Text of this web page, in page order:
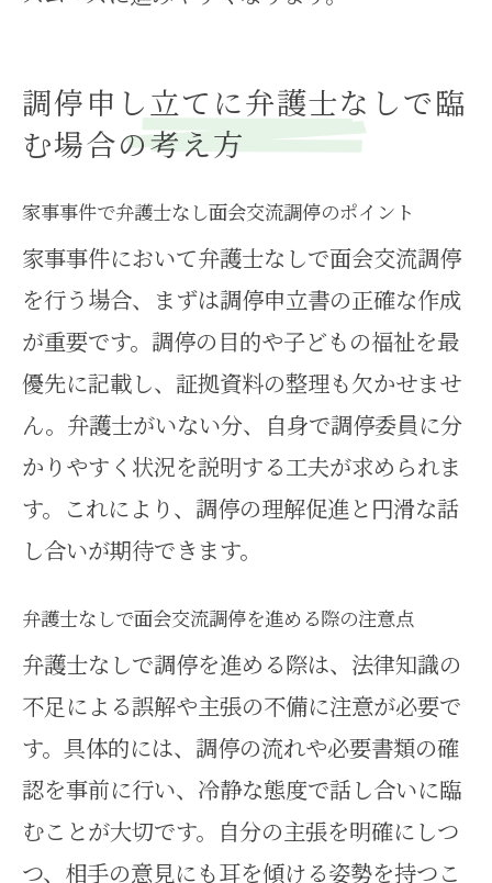
調停申し立てに弁護士なしで臨
む場合の考え方
家事事件で弁護士なし面会交流調停のポイント
家事事件において弁護士なしで面会交流調停
を行う場合、まずは調停申立書の正確な作成
が重要です。調停の目的や子どもの福祉を最
優先に記載し、証拠資料の整理も欠かせませ
ん。弁護士がいない分、自身で調停委員に分
かりやすく状況を説明する工夫が求められま
す。これにより、調停の理解促進と円滑な話
し合いが期待できます。
弁護士なしで面会交流調停を進める際の注意点
弁護士なしで調停を進める際は、法律知識の
不足による誤解や主張の不備に注意が必要で
す。具体的には、調停の流れや必要書類の確
認を事前に行い、冷静な態度で話し合いに臨
むことが大切です。自分の主張を明確にしつ
つ、相手の意見にも耳を傾ける姿勢を持つこ